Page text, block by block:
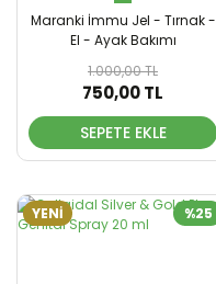
Maranki İmmu Jel - Tırnak -
El - Ayak Bakımı
1.000,00 TL
750,00 TL
SEPETE EKLE
%25
YENİ